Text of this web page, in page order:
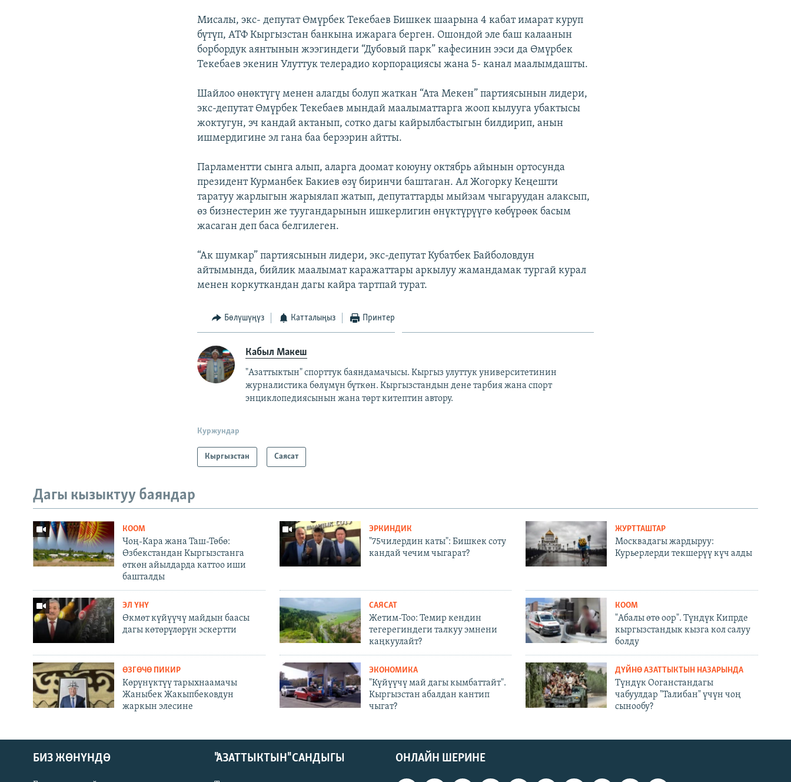
Мисалы, экс- депутат Өмүрбек Текебаев Бишкек шаарына 4 кабат имарат куруп
бүтүп, АТФ Кыргызстан банкына ижарага берген. Ошондой эле баш калаанын
борбордук аянтынын жээгиндеги “Дубовый парк” кафесинин ээси да Өмүрбек
Текебаев экенин Улуттук телерадио корпорациясы жана 5- канал маалымдашты.
Шайлоо өнөктүгү менен алагды болуп жаткан “Ата Мекен” партиясынын лидери,
экс-депутат Өмүрбек Текебаев мындай маалыматтарга жооп кылууга убактысы
жоктугун, эч кандай актанып, сотко дагы кайрылбастыгын билдирип, анын
ишмердигине эл гана баа берээрин айтты.
Парламентти сынга алып, аларга доомат коюуну октябрь айынын ортосунда
президент Курманбек Бакиев өзү биринчи баштаган. Ал Жогорку Кеңешти
таратуу жарлыгын жарыялап жатып, депутаттарды мыйзам чыгаруудан алаксып,
өз бизнестерин же туугандарынын ишкерлигин өнүктүрүүгө көбүрөөк басым
жасаган деп баса белгилеген.
“Ак шумкар” партиясынын лидери, экс-депутат Кубатбек Байболовдун
айтымында, бийлик маалымат каражаттары аркылуу жамандамак тургай курал
менен коркуткандан дагы кайра тартпай турат.
Бөлүшүңүз Катталыңыз Принтер
Кабыл Макеш
"Азаттыктын" спорттук баяндамачысы. Кыргыз улуттук университетинин
журналистика бөлүмүн бүткөн. Кыргызстандын дене тарбия жана спорт
энциклопедиясынын жана төрт китептин автору.
Куржундар
Кыргызстан Саясат
Дагы кызыктуу баяндар
КООМ
Чоң-Кара жана Таш-Төбө:
Өзбекстандан Кыргызстанга
өткөн айылдарда каттоо иши
башталды
ЭРКИНДИК
"75чилердин каты": Бишкек соту
кандай чечим чыгарат?
ЖУРТТАШТАР
Москвадагы жардыруу:
Курьерлерди текшерүү күч алды
ЭЛ ҮНҮ
Өкмөт күйүүчү майдын баасы
дагы көтөрүлөрүн эскертти
САЯСАТ
Жетим-Тоо: Темир кендин
тегерегиндеги талкуу эмнени
каңкуулайт?
КООМ
"Абалы өтө оор". Түндүк Кипрде
кыргызстандык кызга кол салуу
болду
ӨЗГӨЧӨ ПИКИР
Көрүнүктүү тарыхнаамачы
Жаныбек Жакыпбековдун
жаркын элесине
ЭКОНОМИКА
"Күйүүчү май дагы кымбаттайт".
Кыргызстан абалдан кантип
чыгат?
ДҮЙНӨ АЗАТТЫКТЫН НАЗАРЫНДА
Түндүк Ооганстандагы
чабуулдар "Талибан" үчүн чоң
сынообу?
ОНЛАЙН ШЕРИНЕ
БИЗ ЖӨНҮНДӨ "АЗАТТЫКТЫН" САНДЫГЫ